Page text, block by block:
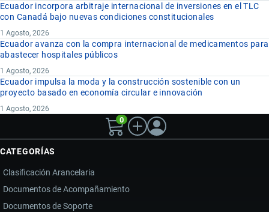
Ecuador incorpora arbitraje internacional de inversiones en el TLC
con Canadá bajo nuevas condiciones constitucionales
1 Agosto, 2026
Ecuador avanza con la compra internacional de medicamentos para
abastecer hospitales públicos
1 Agosto, 2026
Ecuador impulsa la moda y la construcción sostenible con un
proyecto basado en economía circular e innovación
1 Agosto, 2026
0
CATEGORÍAS
Clasificación Arancelaria
Documentos de Acompañamiento
Documentos de Soporte